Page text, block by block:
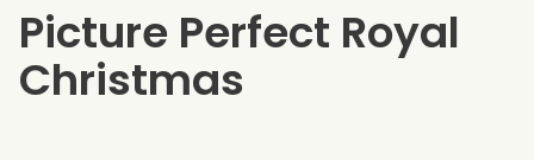
Picture Perfect Royal
Christmas